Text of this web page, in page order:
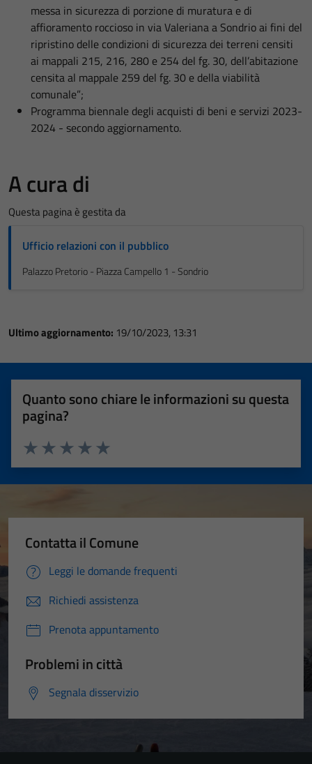
messa in sicurezza di porzione di muratura e di
affioramento roccioso in via Valeriana a Sondrio ai fini del
ripristino delle condizioni di sicurezza dei terreni censiti
ai mappali 215, 216, 280 e 254 del fg. 30, dell’abitazione
censita al mappale 259 del fg. 30 e della viabilità
comunale”;
Programma biennale degli acquisti di beni e servizi 2023-
2024 - secondo aggiornamento.
A cura di
Questa pagina è gestita da
Ufficio relazioni con il pubblico
Palazzo Pretorio - Piazza Campello 1 - Sondrio
Ultimo aggiornamento: 19/10/2023, 13:31
Quanto sono chiare le informazioni su questa
pagina?
Valuta 5 stelle su 5
Valuta 4 stelle su 5
Valuta 3 stelle su 5
Valuta 2 stelle su 5
Valuta 1 stelle su 5
Contatta il Comune
Leggi le domande frequenti
Richiedi assistenza
Prenota appuntamento
Problemi in città
Segnala disservizio